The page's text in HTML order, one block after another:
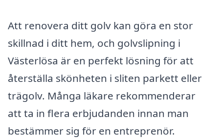
Att renovera ditt golv kan göra en stor
skillnad i ditt hem, och golvslipning i
Västerlösa är en perfekt lösning för att
återställa skönheten i sliten parkett eller
trägolv. Många läkare rekommenderar
att ta in flera erbjudanden innan man
bestämmer sig för en entreprenör.